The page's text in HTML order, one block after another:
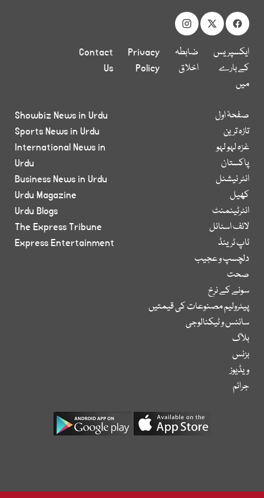
ایکسپریس
کے بارے
میں
ضابطہ
اخلاق
Privacy
Policy
Contact
Us
صفحۂ اول
تازہ ترین
غزہ لہو لہو
پاکستان
انٹر نیشنل
کھیل
انٹرٹینمنٹ
لائف اسٹائل
ٹاپ ٹرینڈ
دلچسپ و عجیب
صحت
سونے کے نرخ
پیٹرولیم مصنوعات کی قیمتیں
سائنس و ٹیکنالوجی
بلاگ
بزنس
ویڈیوز
جرائم
Showbiz News in Urdu
Sports News in Urdu
International News in
Urdu
Business News in Urdu
Urdu Magazine
Urdu Blogs
The Express Tribune
Express Entertainment